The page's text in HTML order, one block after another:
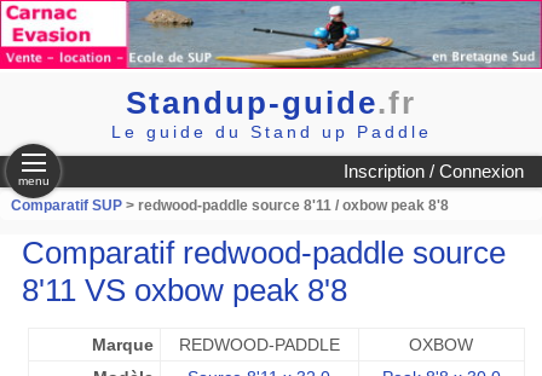
Standup-guide.fr
Le guide du Stand up Paddle
Inscription / Connexion
menu
Comparatif SUP > redwood-paddle source 8'11 / oxbow peak 8'8
Comparatif redwood-paddle source
8'11 VS oxbow peak 8'8
Marque REDWOOD-PADDLE
OXBOW